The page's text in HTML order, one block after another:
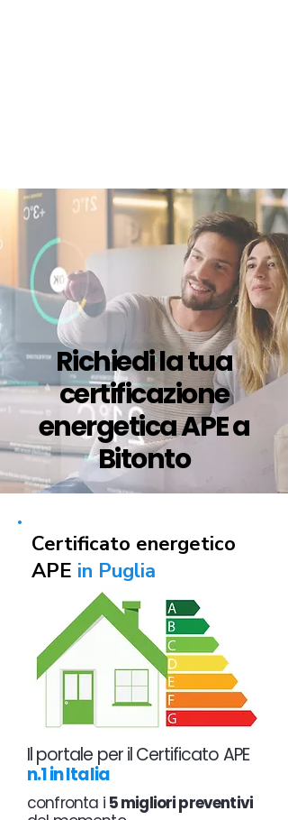
Richiedi la tua
certificazione
energetica APE a
Bitonto
Certificato energetico
APE in Puglia
Il portale per il Certificato APE
n.1 in Italia
confronta i 5 migliori preventivi